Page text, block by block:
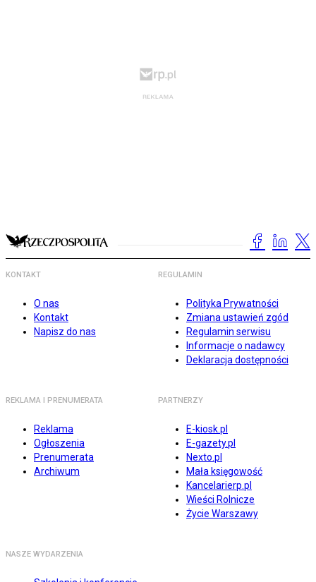
KONTAKT
O nas
Kontakt
Napisz do nas
REGULAMIN
Polityka Prywatności
Zmiana ustawień zgód
Regulamin serwisu
Informacje o nadawcy
Deklaracja dostępności
REKLAMA I PRENUMERATA
Reklama
Ogłoszenia
Prenumerata
Archiwum
PARTNERZY
E-kiosk.pl
E-gazety.pl
Nexto.pl
Mała księgowość
Kancelarierp.pl
Wieści Rolnicze
Życie Warszawy
NASZE WYDARZENIA